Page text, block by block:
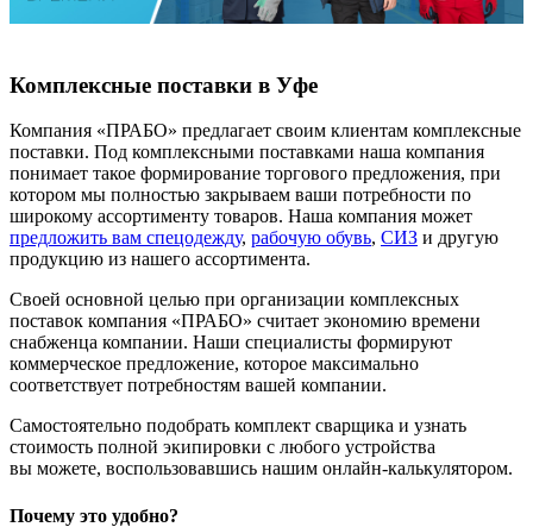
Комплексные поставки в Уфе
Компания «ПРАБО» предлагает своим клиентам комплексные
поставки. Под комплексными поставками наша компания
понимает такое формирование торгового предложения, при
котором мы полностью закрываем ваши потребности по
широкому ассортименту товаров. Наша компания может
предложить вам спецодежду, рабочую обувь, СИЗ и другую
продукцию из нашего ассортимента.
Своей основной целью при организации комплексных
поставок компания «ПРАБО» считает экономию времени
снабженца компании. Наши специалисты формируют
коммерческое предложение, которое максимально
соответствует потребностям вашей компании.
Самостоятельно подобрать комплект сварщика и узнать
стоимость полной экипировки с любого устройства
вы можете, воспользовавшись нашим онлайн-калькулятором.
Почему это удобно?